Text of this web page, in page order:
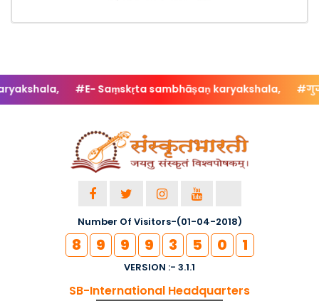
Saṃskṛta sambhāṣaṇ karyakshala, #गुजरातविश्वविद्यालये
Number Of Visitors-(01-04-2018)
8 9 9 9 3 5 0 1
VERSION :- 3.1.1
SB-International Headquarters